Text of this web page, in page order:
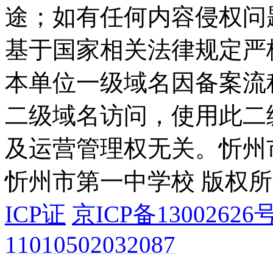
途；如有任何内容侵权
基于国家相关法律规定
本单位一级域名因备案
二级域名访问，使用此
及运营管理权无关。忻州
忻州市第一中学校 版权
ICP证 京ICP备13002626
11010502032087